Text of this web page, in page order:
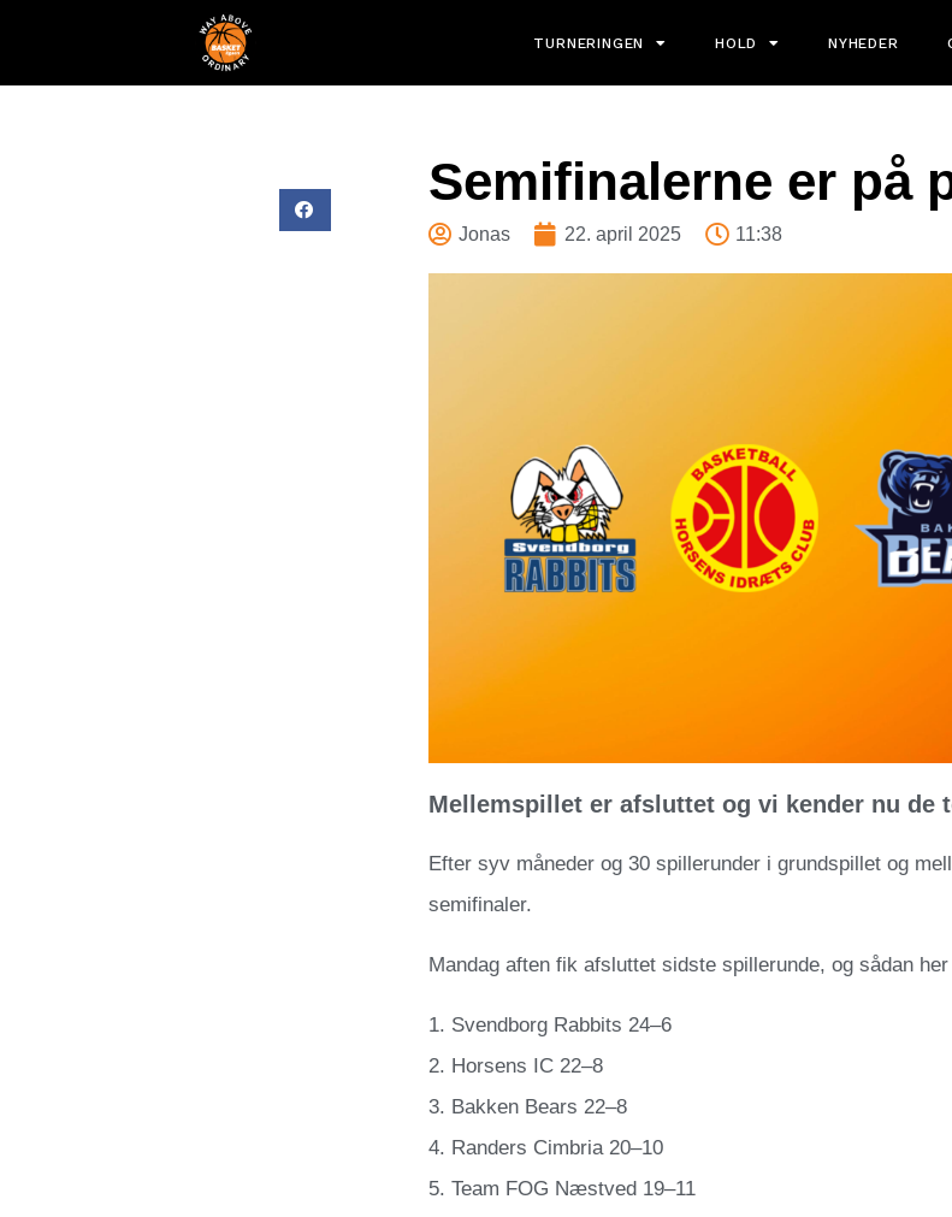
TURNERINGEN HOLD NYHEDER
Semifinalerne er på
Jonas 22. april 2025 11:38
Mellemspillet er afsluttet og vi kender nu de
Efter syv måneder og 30 spillerunder i grundspillet og
semifinaler.
Mandag aften fik afsluttet sidste spillerunde, og sådan
1. Svendborg Rabbits 24–6
2. Horsens IC 22–8
3. Bakken Bears 22–8
4. Randers Cimbria 20–10
5. Team FOG Næstved 19–11